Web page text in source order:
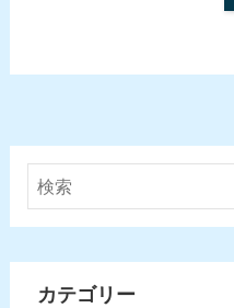
カテゴリー